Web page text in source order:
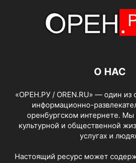
О НАС
«ОРЕН.РУ / OREN.RU» — один
информационно-
оренбургском интернете. Мы
культурной и общественной
услугах и
Настоящий ресурс может